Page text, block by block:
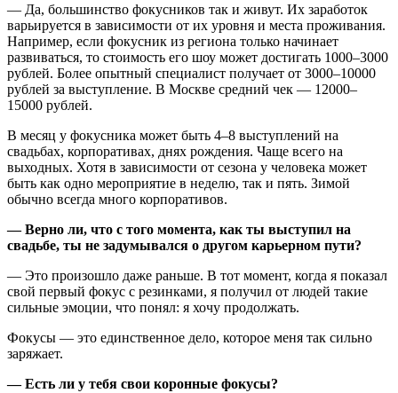
— Да, большинство фокусников так и живут. Их заработок
варьируется в зависимости от их уровня и места проживания.
Например, если фокусник из региона только начинает
развиваться, то стоимость его шоу может достигать 1000–3000
рублей. Более опытный специалист получает от 3000–10000
рублей за выступление. В Москве средний чек — 12000–
15000 рублей.
В месяц у фокусника может быть 4–8 выступлений на
свадьбах, корпоративах, днях рождения. Чаще всего на
выходных. Хотя в зависимости от сезона у человека может
быть как одно мероприятие в неделю, так и пять. Зимой
обычно всегда много корпоративов.
— Верно ли, что с того момента, как ты выступил на
свадьбе, ты не задумывался о другом карьерном пути?
— Это произошло даже раньше. В тот момент, когда я показал
свой первый фокус с резинками, я получил от людей такие
сильные эмоции, что понял: я хочу продолжать.
Фокусы — это единственное дело, которое меня так сильно
заряжает.
— Есть ли у тебя свои коронные фокусы?